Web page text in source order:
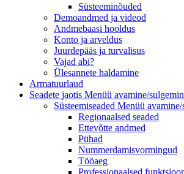
Süsteeminõuded
Demoandmed ja videod
Andmebaasi hooldus
Konto ja arveldus
Juurdepääs ja turvalisus
Vajad abi?
Ülesannete haldamine
Armatuurlaud
Seadete jaotis Menüü avamine/
Süsteemiseaded Menüü
Regionaalsed seaded
Ettevõtte andmed
Pühad
Nummerdamisvormingud
Tööaeg
Professionaalsed